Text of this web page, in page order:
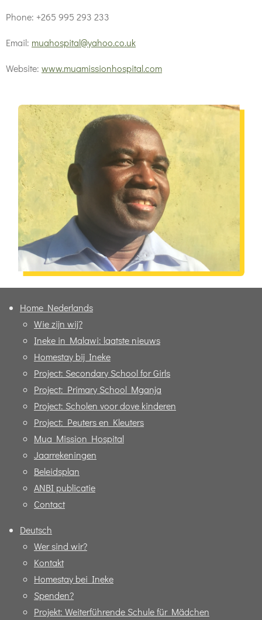
Phone: +265 995 293 233
Email: muahospital@yahoo.co.uk
Website: www.muamissionhospital.com
Home Nederlands
Wie zijn wij?
Ineke in Malawi: laatste nieuws
Homestay bij Ineke
Project: Secondary School for Girls
Project: Primary School Mganja
Project: Scholen voor dove kinderen
Project: Peuters en Kleuters
Mua Mission Hospital
Jaarrekeningen
Beleidsplan
ANBI publicatie
Contact
Deutsch
Wer sind wir?
Kontakt
Homestay bei Ineke
Spenden?
Projekt: Weiterführende Schule für Mädchen